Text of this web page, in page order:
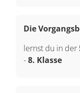
Die
lernst du in der
-8. Klasse